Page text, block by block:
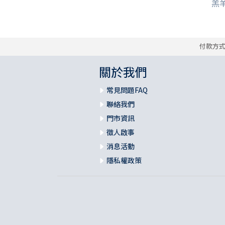
羔
付款方
關於我們
常見問題FAQ
聯絡我們
門市資訊
徵人啟事
消息活動
隱私權政策